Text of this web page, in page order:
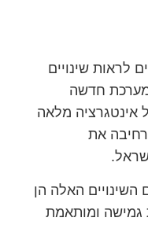
צפויים לראות שינויים
מערכת חדשה
אינטגרציה מלאה
את
האלה הן
גמישה ומותאמת